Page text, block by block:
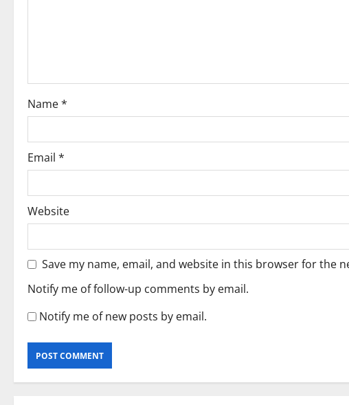
i
o
n
Name*
Email *
Website
Save my name, email, and website in this browser for the
Notify me of follow-up comments by email.
Notify me of new posts by email.